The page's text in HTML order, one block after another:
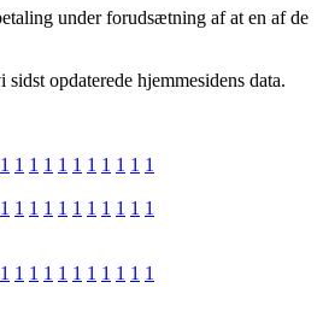
under forudsætning af at en af de
opdaterede hjemmesidens data.
1 1 1 1 1 1 1 1 1 1 1
1 1 1 1 1 1 1 1 1 1 1
1 1 1 1 1 1 1 1 1 1 1